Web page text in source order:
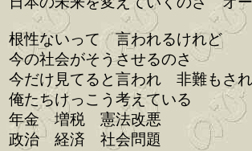
根性ないって 言われるけれど
今の社会がそうさせるのさ
今だけ見てると言われ 非難もさ
俺たちけっこう考えている
年金 増税 憲法改悪
政治 経済 社会問題